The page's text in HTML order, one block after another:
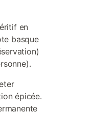
en
basque
épicée.